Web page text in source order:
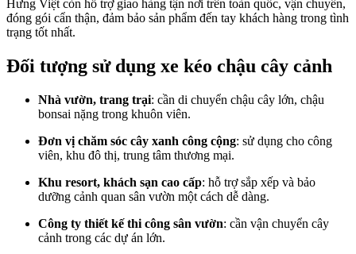
Hưng Việt còn hỗ trợ giao hàng tận nơi trên toàn quốc, vận chuyển,
đóng gói cẩn thận, đảm bảo sản phẩm đến tay khách hàng trong tình
trạng tốt nhất.
Đối tượng sử dụng xe kéo chậu cây cảnh
Nhà vườn, trang trại: cần di chuyển chậu cây lớn, chậu
bonsai nặng trong khuôn viên.
Đơn vị chăm sóc cây xanh công cộng: sử dụng cho công
viên, khu đô thị, trung tâm thương mại.
Khu resort, khách sạn cao cấp: hỗ trợ sắp xếp và bảo
dưỡng cảnh quan sân vườn một cách dễ dàng.
Công ty thiết kế thi công sân vườn: cần vận chuyển cây
cảnh trong các dự án lớn.